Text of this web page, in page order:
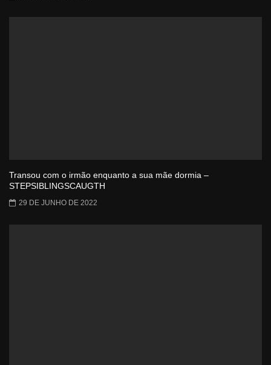
Transou com o irmão enquanto a sua mãe dormia –
STEPSIBLINGSCAUGTH
29 DE JUNHO DE 2022